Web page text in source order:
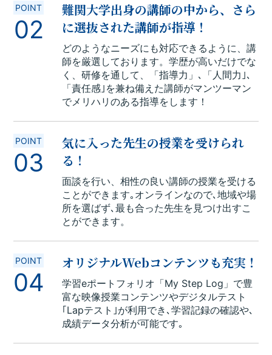
POINT
02
難関大学出身の講師の中から、さら
に選抜された講師が指導！
どのようなニーズにも対応できるように、講
師を厳選しております。学歴が高いだけでな
く、研修を通して、「指導力」､「人間力｣､
「責任感｣を兼ね備えた講師がマンツーマン
でメリハリのある指導をします！
POINT
03
気に入った先生の授業を受けられ
る！
面談を行い、相性の良い講師の授業を受ける
ことができます｡オンラインなので､地域や場
所を選ばず､最も合った先生を見つけ出すこ
とができます。
POINT
04
オリジナルWebコンテンツも充実！
学習eポートフォリオ「My Step Log」で豊
富な映像授業コンテンツやデジタルテスト
｢Lapテスト｣が利用でき､学習記録の確認や､
成績データ分析が可能です｡